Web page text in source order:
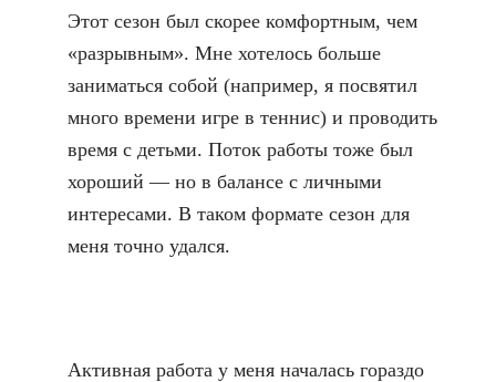
Этот сезон был скорее комфортным, чем
«разрывным». Мне хотелось больше
заниматься собой (например, я посвятил
много времени игре в теннис) и проводить
время с детьми. Поток работы тоже был
хороший — но в балансе с личными
интересами. В таком формате сезон для
меня точно удался.
Активная работа у меня началась гораздо